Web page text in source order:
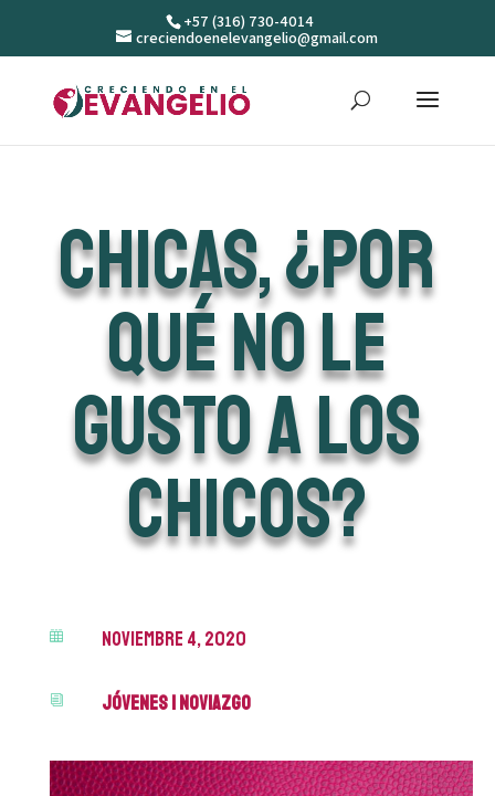
+57 (316) 730-4014
creciendoenelevangelio@gmail.com
Chicas, ¿Por
qué no le
gusto a los
chicos?
 noviembre 4, 2020
i Jóvenes|Noviazgo